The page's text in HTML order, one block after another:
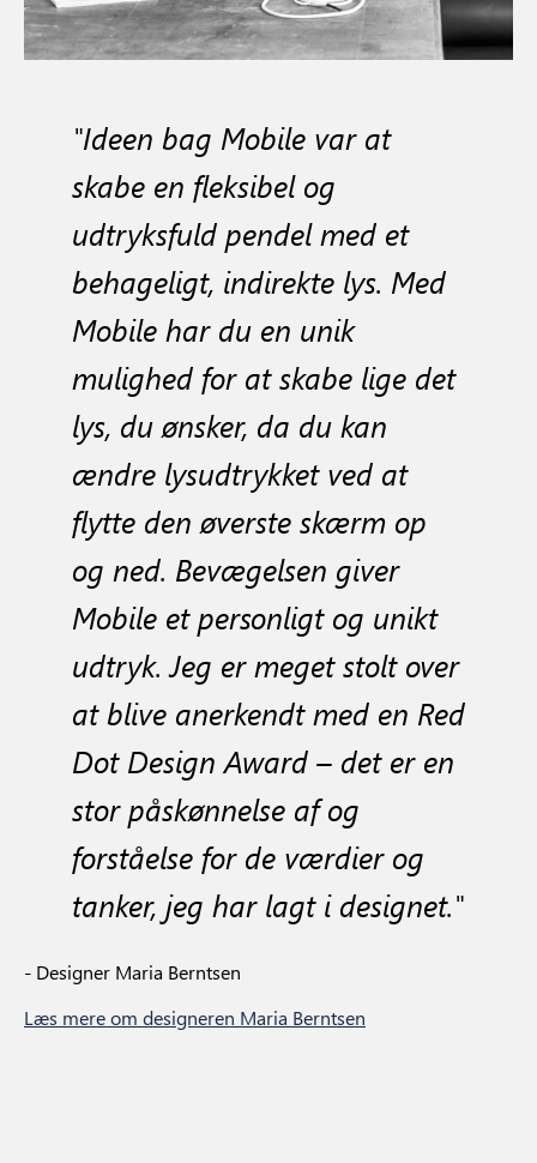
"Ideen bag Mobile var at
skabe en fleksibel og
udtryksfuld pendel med et
behageligt, indirekte lys. Med
Mobile har du en unik
mulighed for at skabe lige det
lys, du ønsker, da du kan
ændre lysudtrykket ved at
flytte den øverste skærm op
og ned. Bevægelsen giver
Mobile et personligt og unikt
udtryk. Jeg er meget stolt over
at blive anerkendt med en Red
Dot Design Award – det er en
stor påskønnelse af og
forståelse for de værdier og
tanker, jeg har lagt i designet."
- Designer Maria Berntsen
Læs mere om designeren Maria Berntsen